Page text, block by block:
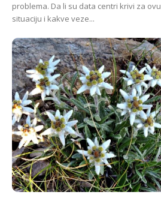
problema. Da li su data centri krivi za ovu
situaciju i kakve veze...